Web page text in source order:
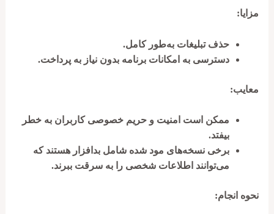
مزایا:
حذف تبلیغات به‌طور کامل.
دسترسی به امکانات برنامه بدون نیاز به پرداخت.
معایب:
ممکن است امنیت و حریم خصوصی کاربران به خطر
بیفتد.
برخی نسخه‌های مود شده شامل بدافزار هستند که
می‌توانند اطلاعات شخصی را به سرقت ببرند.
نحوه انجام: